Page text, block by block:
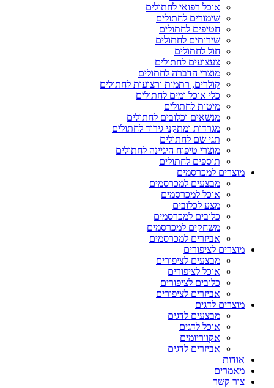
אוכל רפואי לחתולים
שימורים לחתולים
חטיפים לחתולים
שירותים לחתולים
חול לחתולים
צעצועים לחתולים
מוצרי הדברה לחתולים
קולרים, רתמות ורצועות לחתולים
כלי אוכל ומים לחתולים
מיטות לחתולים
מנשאים וכלובים לחתולים
מגרדות ומתקני גירוד לחתולים
תגי שם לחתולים
מוצרי טיפוח היגיינה לחתולים
תוספים לחתולים
מוצרים למכרסמים
מבצעים למכרסמים
אוכל למכרסמים
מצע לכלובים
כלובים למכרסמים
משחקים למכרסמים
אביזרים למכרסמים
מוצרים לציפורים
מבצעים לציפורים
אוכל לציפורים
כלובים לציפורים
אביזרים לציפורים
מוצרים לדגים
מבצעים לדגים
אוכל לדגים
אקווריומים
אביזרים לדגים
אודות
מאמרים
צור קשר